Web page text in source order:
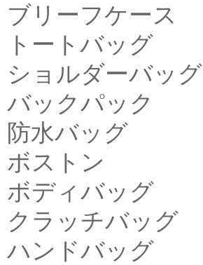
ブリーフケース
トートバッグ
ショルダーバッグ
バックパック
防水バッグ
ボストン
ボディバッグ
クラッチバッグ
ハンドバッグ